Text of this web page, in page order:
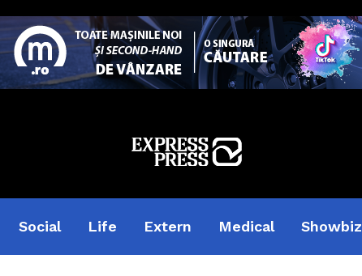
Social Life Extern Medical Showbiz